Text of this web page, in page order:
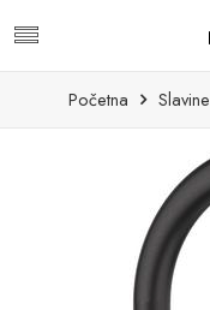
Početna Slavine